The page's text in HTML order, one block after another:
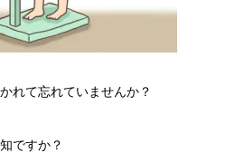
れて忘れていませんか？
ですか？